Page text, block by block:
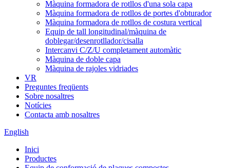
Màquina formadora de rotllos d'una sola capa
Màquina formadora de rotllos de portes d'obturador
Màquina formadora de rotllos de costura vertical
Equip de tall longitudinal/màquina de
doblegar/desenrotllador/cisalla
Intercanvi C/Z/U completament automàtic
Màquina de doble capa
Màquina de rajoles vidriades
VR
Preguntes freqüents
Sobre nosaltres
Notícies
Contacta amb nosaltres
English
Inici
Productes